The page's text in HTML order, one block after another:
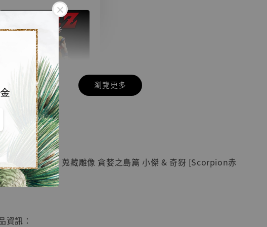
【店內現貨】七龍珠
系列蒐藏雕像 悟空
鳥山明紀念款 [奇蹟
工作室]
4,280
5,580
- +
瀏覽更多
人島玩具】
】全職獵人 GK 蒐藏雕像 貪婪之島篇 小傑 & 奇犽 [Scorpion赤
室]
資訊：